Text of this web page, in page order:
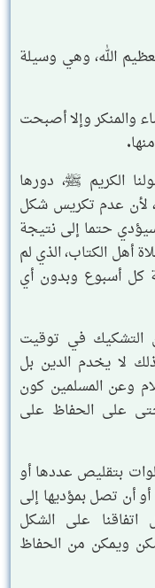
الله، وهي وسيلة
والمنكر وإلا أصبحت
الكريم ﷺ، دورها
لأن عدم تكريس شكل
حتما إلى نتيجة
أهل الكتاب، الذي لم
كل أسبوع وبدون أي
في توقيت
لا يخدم الدين بل
وعن المسلمين كون
على الحفاظ على
بتقليص عددها أو
أن تصل بمؤديها إلى
اتفاقنا على الشكل
ويمكن من الحفاظ